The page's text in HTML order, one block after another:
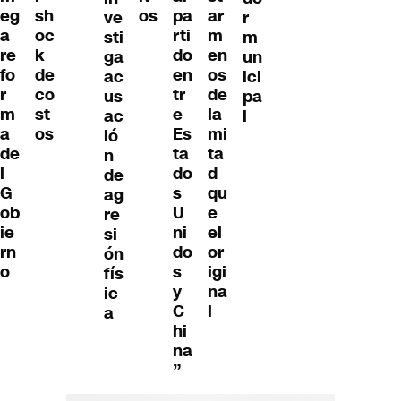
eg
a
re
fo
r
m
a
de
l
G
ob
ie
rn
o
sh
oc
k
de
co
st
os
ve
sti
ga
ac
us
ac
ió
n
de
ag
re
si
ón
fís
ic
a
os
pa
rti
do
en
tr
e
Es
ta
do
s
U
ni
do
s
y
C
hi
na
”
ar
m
en
os
de
la
mi
ta
d
qu
e
el
or
igi
na
l
r
m
un
ici
pa
l